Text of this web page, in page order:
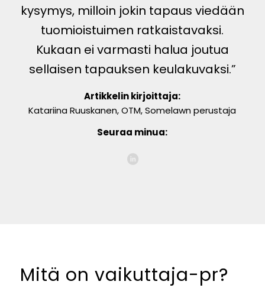
kysymys, milloin jokin tapaus viedään
tuomioistuimen ratkaistavaksi.
Kukaan ei varmasti halua joutua
sellaisen tapauksen keulakuvaksi.”
Artikkelin kirjoittaja:
Katariina Ruuskanen, OTM, Somelawn perustaja
Seuraa minua:
Mitä on vaikuttaja-pr?